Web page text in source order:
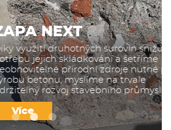
surovin snižujeme
a šetříme
zdroje nutné pro
na trvale
průmyslu